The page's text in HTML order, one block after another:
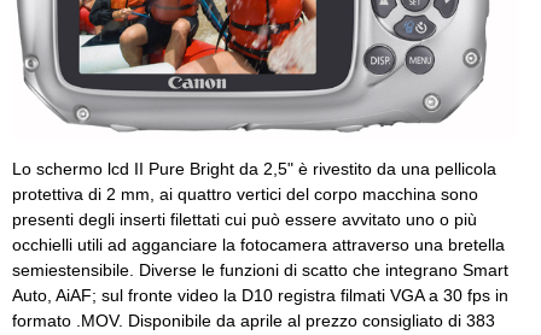
Lo schermo lcd II Pure Bright da 2,5" è rivestito da una pellicola
protettiva di 2 mm, ai quattro vertici del corpo macchina sono
presenti degli inserti filettati cui può essere avvitato uno o più
occhielli utili ad agganciare la fotocamera attraverso una bretella
semiestensibile. Diverse le funzioni di scatto che integrano Smart
Auto, AiAF; sul fronte video la D10 registra filmati VGA a 30 fps in
formato .MOV. Disponibile da aprile al prezzo consigliato di 383